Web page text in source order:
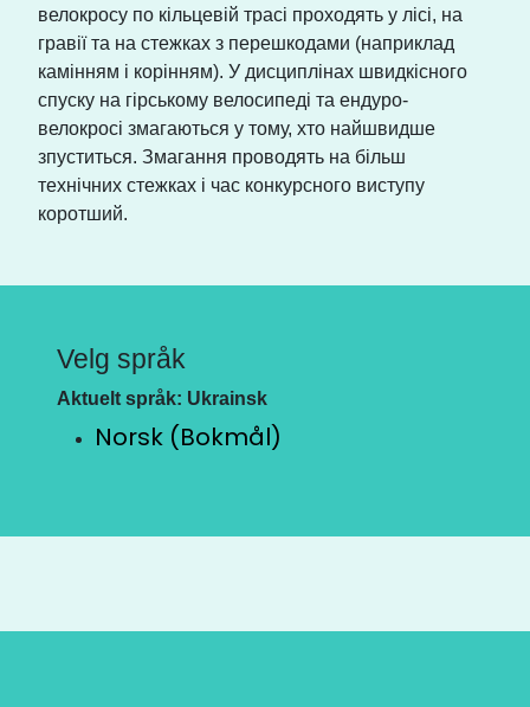
велокросу по кільцевій трасі проходять у лісі, на
гравії та на стежках з перешкодами (наприклад
камінням і корінням). У дисциплінах швидкісного
спуску на гірському велосипеді та ендуро-
велокросі змагаються у тому, хто найшвидше
зпуститься. Змагання проводять на більш
технічних стежках і час конкурсного виступу
коротший.
Velg språk
Aktuelt språk: Ukrainsk
Norsk (Bokmål)